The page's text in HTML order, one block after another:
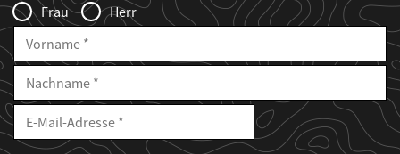
Frau
Herr
Vorname
Nachname
E-
Mailadresse
E-
Adresse